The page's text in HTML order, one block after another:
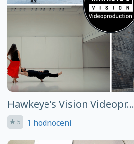
Hawkeye's Vision Videopr...
5 1 hodnocení